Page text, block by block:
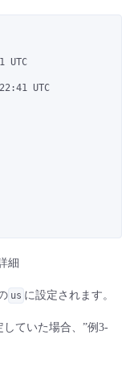
UTC
UTC
細
us に設定されます。
していた場合、”例3-